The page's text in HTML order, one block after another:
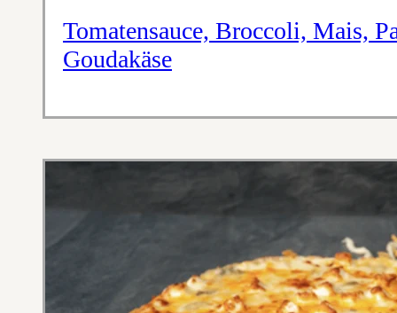
Tomatensauce, Broccoli, Mais,
Goudakäse